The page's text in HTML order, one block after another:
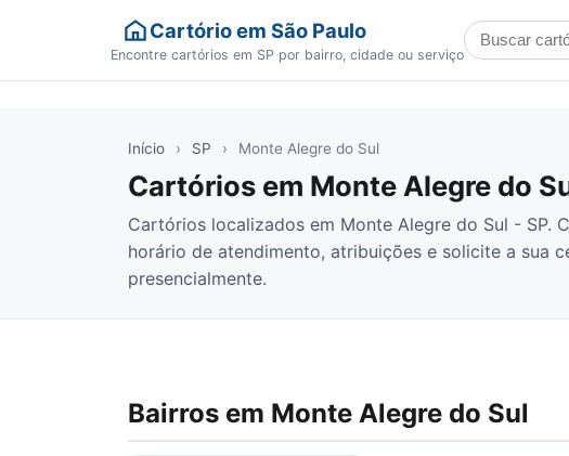
Cartório em São Paulo
Encontre cartórios em SP por bairro, cidade ou serviço
Buscar
Início › SP › Monte Alegre do Sul
Cartórios em Monte Alegre do
Cartórios localizados em Monte Alegre do Sul - SP.
horário de atendimento, atribuições e solicite a sua
presencialmente.
Bairros em Monte Alegre do Sul